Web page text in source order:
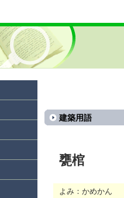
建築用語
甕棺
よみ：かめかん